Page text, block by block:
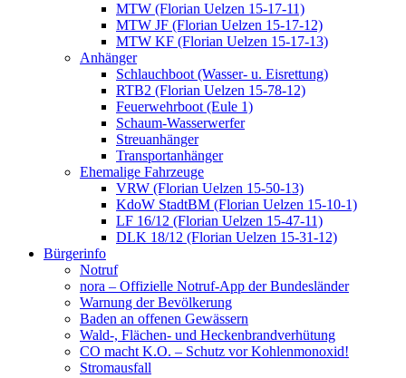
MTW (Florian Uelzen 15-17-11)
MTW JF (Florian Uelzen 15-17-12)
MTW KF (Florian Uelzen 15-17-13)
Anhänger
Schlauchboot (Wasser- u. Eisrettung)
RTB2 (Florian Uelzen 15-78-12)
Feuerwehrboot (Eule 1)
Schaum-Wasserwerfer
Streuanhänger
Transportanhänger
Ehemalige Fahrzeuge
VRW (Florian Uelzen 15-50-13)
KdoW StadtBM (Florian Uelzen 15-10-1)
LF 16/12 (Florian Uelzen 15-47-11)
DLK 18/12 (Florian Uelzen 15-31-12)
Bürgerinfo
Notruf
nora – Offizielle Notruf-App der Bundesländer
Warnung der Bevölkerung
Baden an offenen Gewässern
Wald-, Flächen- und Heckenbrandverhütung
CO macht K.O. – Schutz vor Kohlenmonoxid!
Stromausfall